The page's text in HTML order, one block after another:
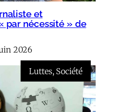
et
par nécessité » de
2026
Luttes, Société